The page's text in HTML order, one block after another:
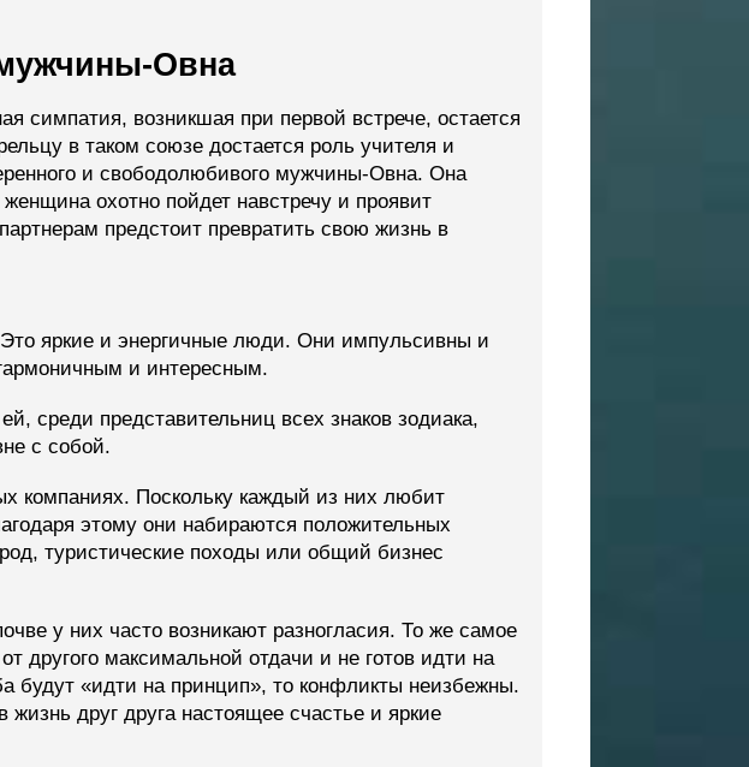
Овна
симпатия, возникшая при первой встрече, остается
в таком союзе достается роль учителя и
и свободолюбивого мужчины-Овна. Она
охотно пойдет навстречу и проявит
предстоит превратить свою жизнь в
яркие и энергичные люди. Они импульсивны и
и интересным.
среди представительниц всех знаков зодиака,
с собой.
компаниях. Поскольку каждый из них любит
этому они набираются положительных
туристические походы или общий бизнес
у них часто возникают разногласия. То же самое
другого максимальной отдачи и не готов идти на
будут «идти на принцип», то конфликты неизбежны.
друг друга настоящее счастье и яркие